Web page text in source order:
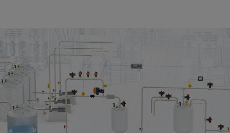
加藥 / 稀釋